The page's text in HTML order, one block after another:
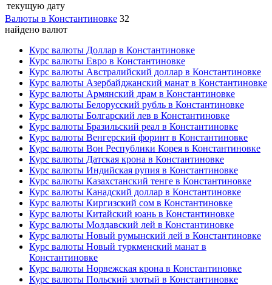
текущую дату
Валюты в Константиновке 32
найдено валют
Курс валюты Доллар в Константиновке
Курс валюты Евро в Константиновке
Курс валюты Австралийский доллар в Константиновке
Курс валюты Азербайджанский манат в Константиновке
Курс валюты Армянский драм в Константиновке
Курс валюты Белорусский рубль в Константиновке
Курс валюты Болгарский лев в Константиновке
Курс валюты Бразильский реал в Константиновке
Курс валюты Венгерский форинт в Константиновке
Курс валюты Вон Республики Корея в Константиновке
Курс валюты Датская крона в Константиновке
Курс валюты Индийская рупия в Константиновке
Курс валюты Казахстанский тенге в Константиновке
Курс валюты Канадский доллар в Константиновке
Курс валюты Киргизский сом в Константиновке
Курс валюты Китайский юань в Константиновке
Курс валюты Молдавский лей в Константиновке
Курс валюты Новый румынский лей в Константиновке
Курс валюты Новый туркменский манат в
Константиновке
Курс валюты Норвежская крона в Константиновке
Курс валюты Польский злотый в Константиновке